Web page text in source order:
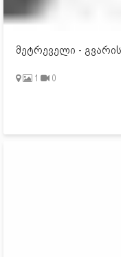
მეტრეველი -
1 0